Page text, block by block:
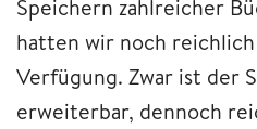
Speichern zahlreicher
hatten wir noch
Verfügung. Zwar ist der
erweiterbar, dennoch